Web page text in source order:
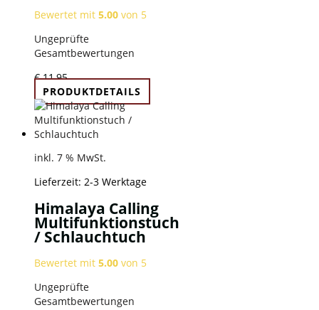
Bewertet mit 5.00 von 5
Ungeprüfte
Gesamtbewertungen
€11,95
PRODUKTDETAILS
inkl. 7 % MwSt.
Lieferzeit: 2-3 Werktage
Himalaya Calling
Multifunktionstuch
/ Schlauchtuch
Bewertet mit 5.00 von 5
Ungeprüfte
Gesamtbewertungen